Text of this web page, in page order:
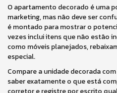
O apartamento decorado é uma
marketing, mas não deve ser
é montado para mostrar o
vezes inclui itens que não estão
como móveis planejados,
especial.
Compare a unidade decorada
saber exatamente o que está